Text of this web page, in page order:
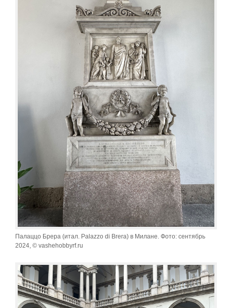
Палаццо Брера (итал. Palazzo di Brera) в Милане. Фото: сентябрь
2024, © vashehobbyrf.ru